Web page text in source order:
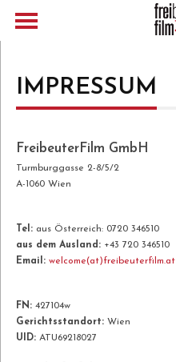
IMPRESSUM
FreibeuterFilm GmbH
Turmburggasse 2-8/5/2
A-1060 Wien
Tel: aus Österreich: 0720 346510
aus dem Ausland: +43 720 346510
Email: welcome(at)freibeuterfilm.at
FN: 427104w
Gerichtsstandort: Wien
UID: ATU69218027